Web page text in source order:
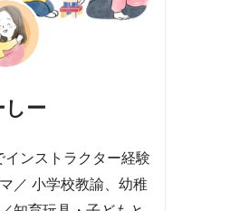
しー
ンストラクター経験
／ 小学校教諭、幼稚